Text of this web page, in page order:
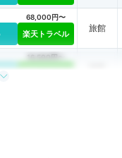
68,000円〜
楽天トラベル
旅館
16,500円〜